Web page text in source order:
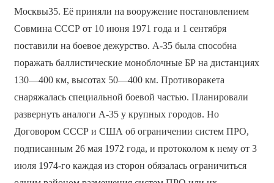
Москвы35. Её приняли на вооружение постановлением
Совмина СССР от 10 июня 1971 года и 1 сентября
поставили на боевое дежурство. А-35 была способна
поражать баллистические моноблочные БР на дистанциях
130—400 км, высотах 50—400 км. Противоракета
снаряжалась специальной боевой частью. Планировали
развернуть аналоги А-35 у крупных городов. Но
Договором СССР и США об ограничении систем ПРО,
подписанным 26 мая 1972 года, и протоколом к нему от 3
июля 1974-го каждая из сторон обязалась ограничиться